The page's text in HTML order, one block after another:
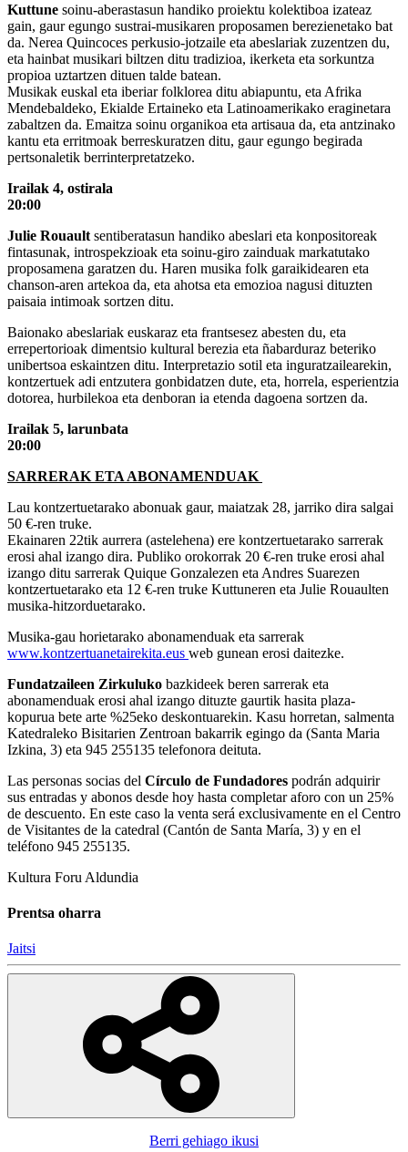
Kuttune soinu-aberastasun handiko proiektu kolektiboa izateaz
gain, gaur egungo sustrai-musikaren proposamen berezienetako bat
da. Nerea Quincoces perkusio-jotzaile eta abeslariak zuzentzen du,
eta hainbat musikari biltzen ditu tradizioa, ikerketa eta sorkuntza
propioa uztartzen dituen talde batean.
Musikak euskal eta iberiar folklorea ditu abiapuntu, eta Afrika
Mendebaldeko, Ekialde Ertaineko eta Latinoamerikako eraginetara
zabaltzen da. Emaitza soinu organikoa eta artisaua da, eta antzinako
kantu eta erritmoak berreskuratzen ditu, gaur egungo begirada
pertsonaletik berrinterpretatzeko.
Irailak 4, ostirala
20:00
Julie Rouault sentiberatasun handiko abeslari eta konpositoreak
fintasunak, introspekzioak eta soinu-giro zainduak markatutako
proposamena garatzen du. Haren musika folk garaikidearen eta
chanson-aren artekoa da, eta ahotsa eta emozioa nagusi dituzten
paisaia intimoak sortzen ditu.
Baionako abeslariak euskaraz eta frantsesez abesten du, eta
errepertorioak dimentsio kultural berezia eta ñabarduraz beteriko
unibertsoa eskaintzen ditu. Interpretazio sotil eta inguratzailearekin,
kontzertuek adi entzutera gonbidatzen dute, eta, horrela, esperientzia
dotorea, hurbilekoa eta denboran ia etenda dagoena sortzen da.
Irailak 5, larunbata
20:00
SARRERAK ETA ABONAMENDUAK
Lau kontzertuetarako abonuak gaur, maiatzak 28, jarriko dira salgai
50 €-ren truke.
Ekainaren 22tik aurrera (astelehena) ere kontzertuetarako sarrerak
erosi ahal izango dira. Publiko orokorrak 20 €-ren truke erosi ahal
izango ditu sarrerak Quique Gonzalezen eta Andres Suarezen
kontzertuetarako eta 12 €-ren truke Kuttuneren eta Julie Rouaulten
musika-hitzorduetarako.
Musika-gau horietarako abonamenduak eta sarrerak
www.kontzertuanetairekita.eus web gunean erosi daitezke.
Fundatzaileen Zirkuluko bazkideek beren sarrerak eta
abonamenduak erosi ahal izango dituzte gaurtik hasita plaza-
kopurua bete arte %25eko deskontuarekin. Kasu horretan, salmenta
Katedraleko Bisitarien Zentroan bakarrik egingo da (Santa Maria
Izkina, 3) eta 945 255135 telefonora deituta.
Las personas socias del Círculo de Fundadores podrán adquirir
sus entradas y abonos desde hoy hasta completar aforo con un 25%
de descuento. En este caso la venta será exclusivamente en el Centro
de Visitantes de la catedral (Cantón de Santa María, 3) y en el
teléfono 945 255135.
Kultura Foru Aldundia
Prentsa oharra
Jaitsi
Berri gehiago ikusi